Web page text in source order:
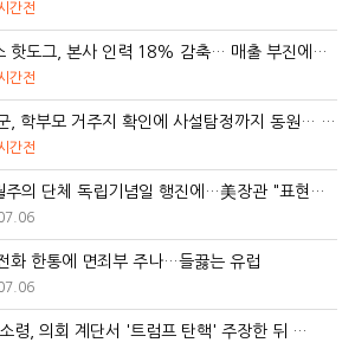
간전
핫도그, 본사 인력 18% 감축… 매출 부진에…
간전
, 학부모 거주지 확인에 사설탐정까지 동원… …
간전
의 단체 독립기념일 행진에…美장관 "표현의 자…
화 한통에 면죄부 주나…들끓는 유럽
령, 의회 계단서 '트럼프 탄핵' 주장한 뒤 …